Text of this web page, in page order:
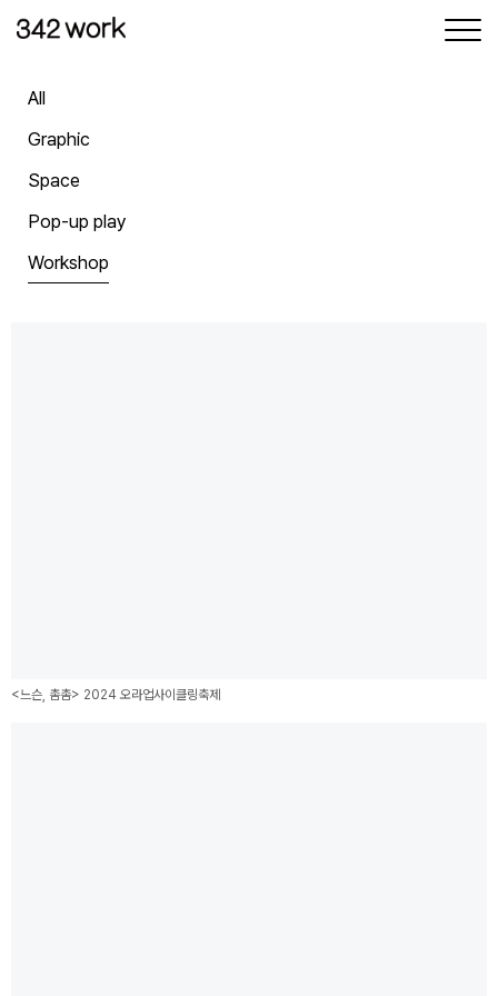
삼사이워크
삶과 일
All
Graphic
Space
Pop-up play
Workshop
<느슨, 촘촘> 2024 오라업사이클링축제